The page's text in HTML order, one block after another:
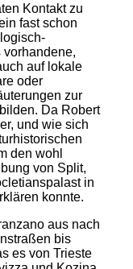
Kontakt zu
fast schon
vorhandene,
auf lokale
oder
zur
Da Robert
und wie sich
den wohl
von Split,
in
konnte.
aus nach
bis
es von Trieste